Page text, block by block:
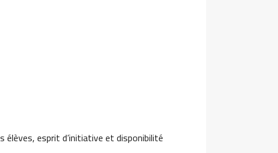
esprit d’initiative et disponibilité